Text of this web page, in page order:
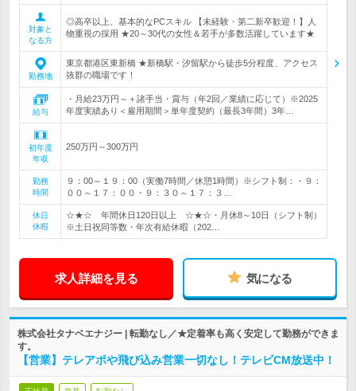
対象と
なる方
◎高卒以上、基本的なPCスキル 【未経験・第二新卒歓迎！】人
物重視の採用 ★20～30代の女性＆若手が多数活躍しています★
勤務地
東京都港区東新橋 ★新橋駅・汐留駅から徒歩5分程度、アクセス
抜群の職場です！
給与
・月給23万円～＋諸手当・賞与（年2回／業績に応じて）※2025
年度実績あり＜雇用期間＞単年度契約（最長3年間）3年…
初年度
年収
250万円～300万円
勤務
時間
９：00～１９：00（実働7時間／休憩1時間）※シフト制：・９：
００～１７：００・９：３０～１７：３…
休日
休暇
☆★☆ 年間休日120日以上 ☆★☆・月休8～10日（シフト制）
※土日祝同等数・年次有給休暇（202…
求人詳細を見る 気になる
株式会社タナベエナジー | 転勤なし／★定着率も高く安定して勤務ができま
す。
【営業】テレアポや飛び込み営業一切なし！テレビCM放送中！